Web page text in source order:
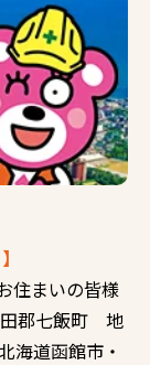
住まいの皆様
田郡七飯町 地
海道函館市・